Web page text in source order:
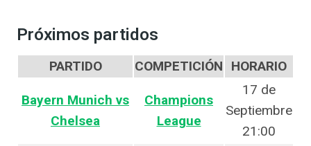
Próximos partidos
PARTIDO COMPETICIÓN HORARIO
Bayern Munich vs
Chelsea
Champions
League
17 de
Septiembre
21:00